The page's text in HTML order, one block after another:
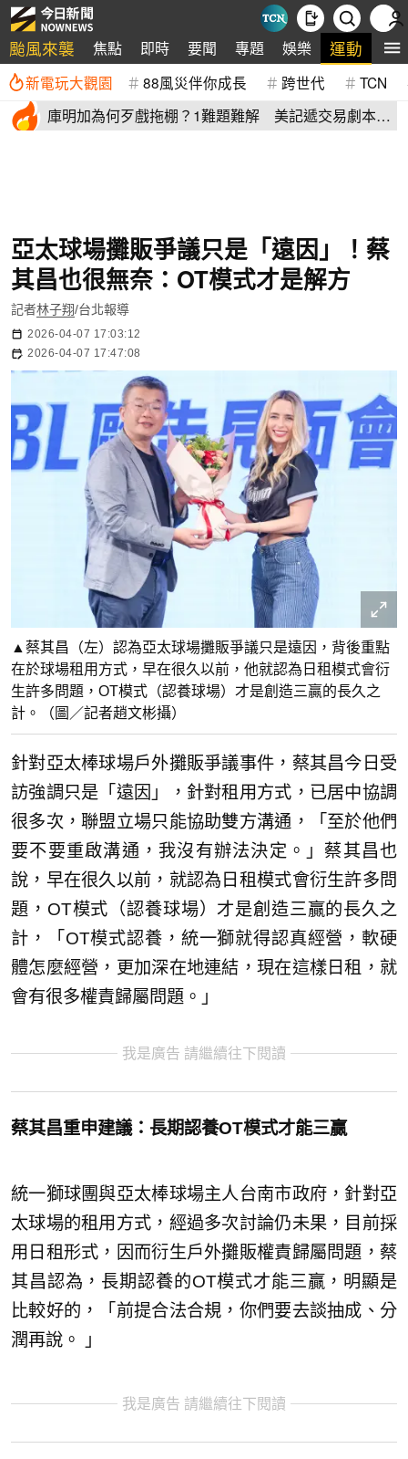
颱風來襲 焦點 即時 要聞 專題 娛樂 運動 全
新電玩大觀園 88風災伴你成長 跨世代 TCN
庫明加為何歹戲拖棚？1難題難解 美記遞交易劇本：
亞太球場攤販爭議只是「遠因」！蔡
其昌也很無奈：OT模式才是解方
記者林子翔/台北報導
2026-04-07 17:03:12
2026-04-07 17:47:08
▲蔡其昌（左）認為亞太球場攤販爭議只是遠因，背後重點
在於球場租用方式，早在很久以前，他就認為日租模式會衍
生許多問題，OT模式（認養球場）才是創造三贏的長久之
計。（圖／記者趙文彬攝）
針對亞太棒球場戶外攤販爭議事件，蔡其昌今日受
訪強調只是「遠因」，針對租用方式，已居中協調
很多次，聯盟立場只能協助雙方溝通，「至於他們
要不要重啟溝通，我沒有辦法決定。」蔡其昌也
說，早在很久以前，就認為日租模式會衍生許多問
題，OT模式（認養球場）才是創造三贏的長久之
計，「OT模式認養，統一獅就得認真經營，軟硬
體怎麼經營，更加深在地連結，現在這樣日租，就
會有很多權責歸屬問題。」
我是廣告 請繼續往下閱讀
蔡其昌重申建議：長期認養OT模式才能三贏
統一獅球團與亞太棒球場主人台南市政府，針對亞
太球場的租用方式，經過多次討論仍未果，目前採
用日租形式，因而衍生戶外攤販權責歸屬問題，蔡
其昌認為，長期認養的OT模式才能三贏，明顯是
比較好的，「前提合法合規，你們要去談抽成、分
潤再說。 」
我是廣告 請繼續往下閱讀